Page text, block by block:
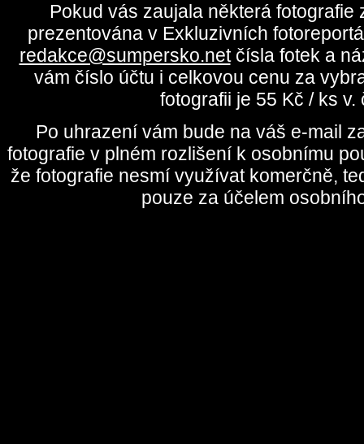
Pokud vás zaujala některá fotografie
prezentována v Exkluzivních
redakce@sumpersko.netčísla fotek a
vám číslo účtu i celkovou cenu za
fotografii je 55 Kč / ks v.
Po uhrazení vám bude na váš e-mail
fotografie v plném rozlišení k osobnímu
že fotografie nesmí využívat komerčně,
pouze za účelem